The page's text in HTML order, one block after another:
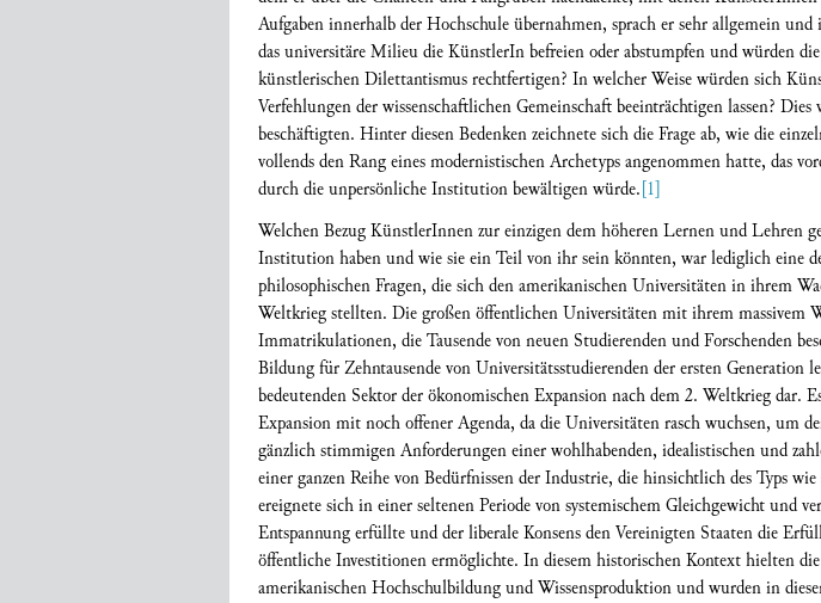
Aufgaben innerhalb der Hochschule übernahmen, sprach er sehr allgemein
das universitäre Milieu die KünstlerIn befreien oder abstumpfen und würden
künstlerischen Dilettantismus rechtfertigen? In welcher Weise würden sich
Verfehlungen der wissenschaftlichen Gemeinschaft beeinträchtigen lassen?
beschäftigten. Hinter diesen Bedenken zeichnete sich die Frage ab, wie die
vollends den Rang eines modernistischen Archetyps angenommen hatte, das
durch die unpersönliche Institution bewältigen würde.[1]
Welchen Bezug KünstlerInnen zur einzigen dem höheren Lernen und Lehren
Institution haben und wie sie ein Teil von ihr sein könnten, war lediglich eine
philosophischen Fragen, die sich den amerikanischen Universitäten in ihrem
Weltkrieg stellten. Die großen öffentlichen Universitäten mit ihrem massivem
Immatrikulationen, die Tausende von neuen Studierenden und Forschenden
Bildung für Zehntausende von Universitätsstudierenden der ersten Generation
bedeutenden Sektor der ökonomischen Expansion nach dem 2. Weltkrieg dar.
Expansion mit noch offener Agenda, da die Universitäten rasch wuchsen, um
gänzlich stimmigen Anforderungen einer wohlhabenden, idealistischen und
einer ganzen Reihe von Bedürfnissen der Industrie, die hinsichtlich des Typs
ereignete sich in einer seltenen Periode von systemischem Gleichgewicht und
Entspannung erfüllte und der liberale Konsens den Vereinigten Staaten die
öffentliche Investitionen ermöglichte. In diesem historischen Kontext hielten
amerikanischen Hochschulbildung und Wissensproduktion und wurden in